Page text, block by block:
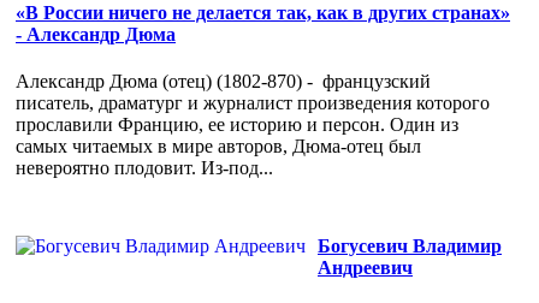
«В России ничего не делается так, как в других странах»
- Александр Дюма
Александр Дюма (отец) (1802-870) - французский
писатель, драматург и журналист произведения которого
прославили Францию, ее историю и персон. Один из
самых читаемых в мире авторов, Дюма-отец был
невероятно плодовит. Из-под...
Богусевич Владимир
Андреевич